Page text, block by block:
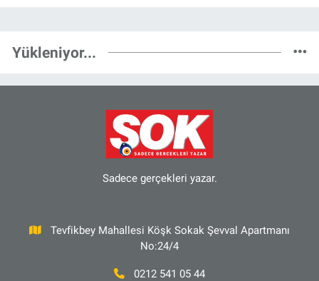
Yükleniyor...
Sadece gerçekleri yazar.
Tevfikbey Mahallesi Köşk Sokak Şevval Apartmanı
No:24/4
0212 541 05 44